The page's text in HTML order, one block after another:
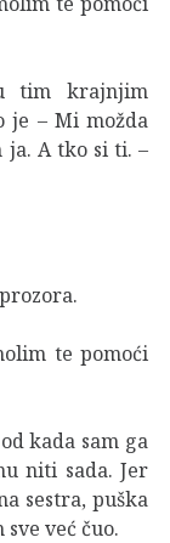
tim krajnjim
je – Mi možda
ja. A tko si ti. –
te pomoći
kada sam ga
niti sada. Jer
sestra, puška
već čuo.